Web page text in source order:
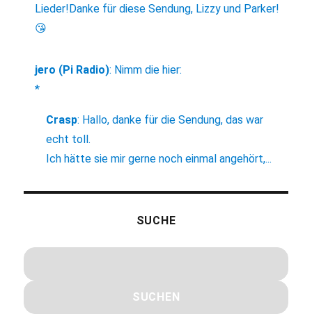
Lieder!Danke für diese Sendung, Lizzy und Parker!
😘
jero (Pi Radio): Nimm die hier:
*
Crasp: Hallo, danke für die Sendung, das war
echt toll.
Ich hätte sie mir gerne noch einmal angehört,...
SUCHE